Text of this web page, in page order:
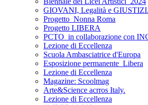
GIOVANI, Legalità e
Progetto_Nonna Roma
Progetto LIBERA
PCTO_in collaborazione con
Lezione di Eccellenza
Scuola Ambasciatrice d'Europa
Esposizione permanente_Libera
Lezione di Eccellenza
Magazine: Scoolmag
Arte&Science acrros Italy.
Lezione di Eccellenza